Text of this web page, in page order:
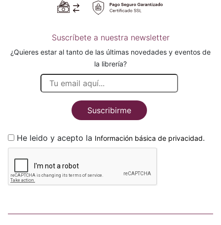
Suscríbete a nuestra newsletter
¿Quieres estar al tanto de las últimas novedades y eventos de
la librería?
Suscribirme
He leido y acepto la Información básica de privacidad.